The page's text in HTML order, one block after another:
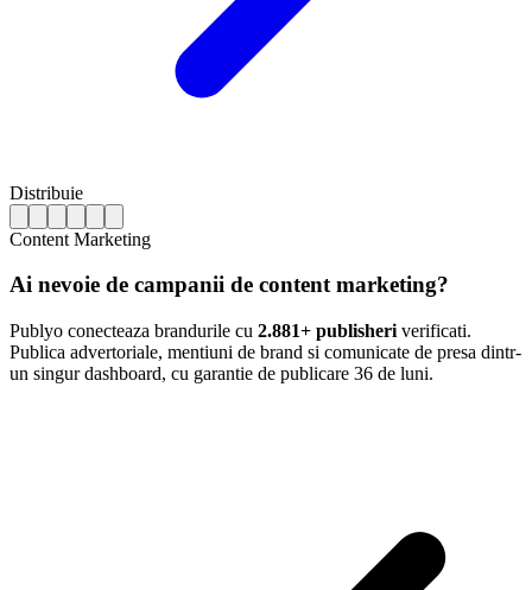
Distribuie
Content Marketing
Ai nevoie de campanii de content marketing?
Publyo conecteaza brandurile cu 2.881+ publisheri verificati.
Publica advertoriale, mentiuni de brand si comunicate de presa dintr-
un singur dashboard, cu garantie de publicare 36 de luni.